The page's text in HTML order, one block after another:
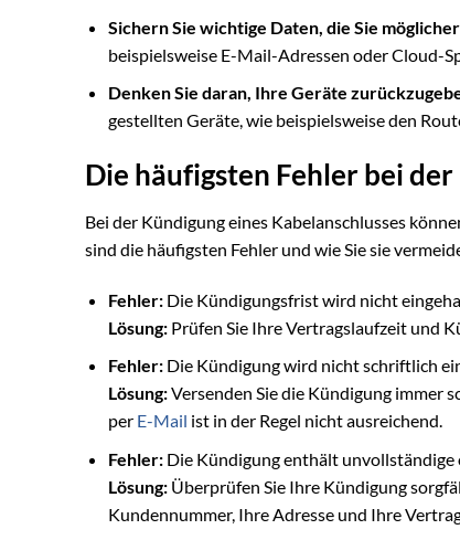
Sichern Sie wichtige Daten, die Sie
beispielsweise E-Mail-Adressen oder Cloud-
Denken Sie daran, Ihre Geräte
gestellten Geräte, wie beispielsweise den
Die häufigsten Fehler bei
Bei der Kündigung eines Kabelanschlusses
sind die häufigsten Fehler und wie Sie sie
Fehler:Die Kündigungsfrist wird nicht
Lösung:Prüfen Sie Ihre Vertragslaufzeit und
Fehler:Die Kündigung wird nicht schriftlich
Lösung:Versenden Sie die Kündigung immer
per E-Mail ist in der Regel nicht ausreichend.
Fehler:Die Kündigung enthält unvollständige
Lösung:Überprüfen Sie Ihre Kündigung
Kundennummer, Ihre Adresse und Ihre